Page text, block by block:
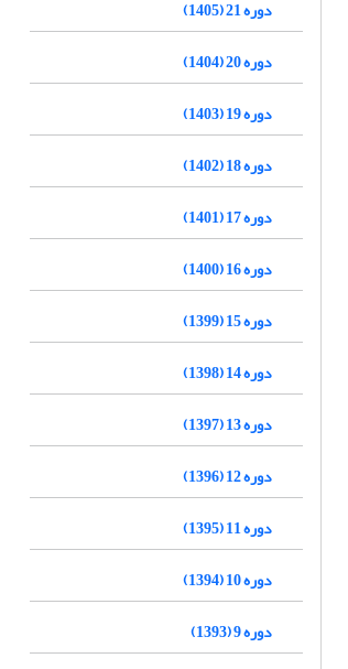
دوره 21 (1405)
دوره 20 (1404)
دوره 19 (1403)
دوره 18 (1402)
دوره 17 (1401)
دوره 16 (1400)
دوره 15 (1399)
دوره 14 (1398)
دوره 13 (1397)
دوره 12 (1396)
دوره 11 (1395)
دوره 10 (1394)
دوره 9 (1393)